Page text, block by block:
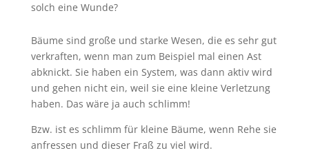
solch eine Wunde?
Bäume sind große und starke Wesen, die es sehr gut
verkraften, wenn man zum Beispiel mal einen Ast
abknickt. Sie haben ein System, was dann aktiv wird
und gehen nicht ein, weil sie eine kleine Verletzung
haben. Das wäre ja auch schlimm!
Bzw. ist es schlimm für kleine Bäume, wenn Rehe sie
anfressen und dieser Fraß zu viel wird.